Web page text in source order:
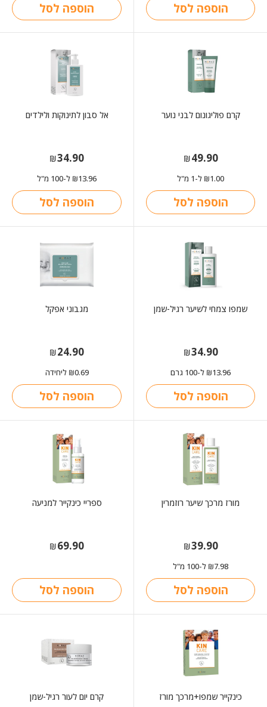
הוספה לסל הוספה לסל
קרם פוליגונום לבני נוער
₪49.90
₪1.00 ל-1 מ"ל
הוספה לסל
אל סבון לתינוקות ולילדים
₪34.90
₪13.96 ל-100 מ"ל
הוספה לסל
שמפו צמחי לשיער רגיל-שמן
₪34.90
₪13.96 ל-100 גרם
הוספה לסל
מגבוני אפקל
₪24.90
₪0.69 ליחידה
הוספה לסל
מורז מרכך שיער רוזמרין
₪39.90
₪7.98 ל-100 מ"ל
הוספה לסל
ספריי כינקייר למניעה
₪69.90
הוספה לסל
כינקייר שמפו+מרכך מורז קרם יום לעור רגיל-שמן